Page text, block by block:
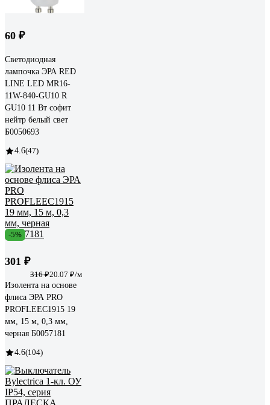
60 ₽
Светодиодная
лампочка ЭРА RED
LINE LED MR16-
11W-840-GU10 R
GU10 11 Вт софит
нейтр белый свет
Б0050693
4.6(47)
-5%
301 ₽
316 ₽20.07 ₽/м
Изолента на основе
флиса ЭРА PRO
PROFLEEC1915 19
мм, 15 м, 0,3 мм,
черная Б0057181
4.6(104)